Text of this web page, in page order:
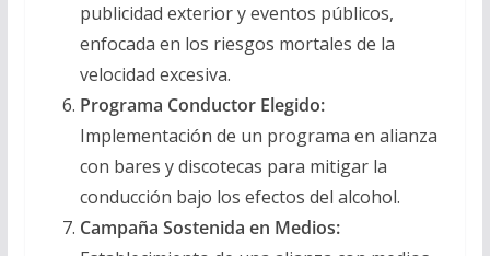
publicidad exterior y eventos públicos,
enfocada en los riesgos mortales de la
velocidad excesiva.
Programa Conductor Elegido:
Implementación de un programa en alianza
con bares y discotecas para mitigar la
conducción bajo los efectos del alcohol.
Campaña Sostenida en Medios: